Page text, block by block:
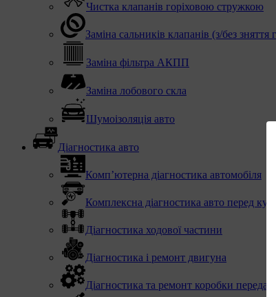
Чистка клапанів горіховою стружкою
Заміна сальників клапанів (з/без зняття
Заміна фільтра АКПП
Заміна лобового скла
Шумоізоляція авто
Діагностика авто
Комп’ютерна діагностика автомобіля
Комплексна діагностика авто перед
Діагностика ходової частини
Діагностика і ремонт двигуна
Діагностика та ремонт коробки передач